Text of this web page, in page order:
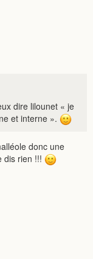
dire lilounet « je
et interne ».
donc une
dis rien !!!